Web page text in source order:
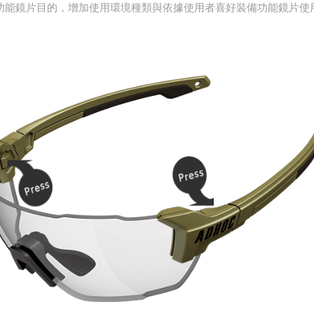
能鏡片目的，增加使用環境種類與依據使用者喜好裝備功能鏡片使